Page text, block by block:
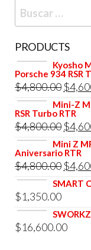
Buscar:
PRODUCTS
Kyosho
Porsche 934 RSR
$4,800.00 El
original
era:
$
Mini-Z
RSR Turbo RTR
$4,800.00 El
original
era:
$
Mini Z
Aniversario RTR
$4,800.00 El
precio
era:
$
SMART
$1,350.00
$16,600.00